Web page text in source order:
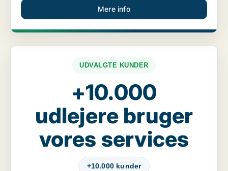
Mere info
UDVALGTE KUNDER
+10.000
udlejere bruger
vores services
+10.000 kunder